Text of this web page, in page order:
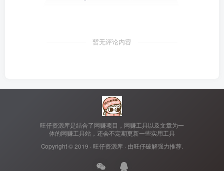
暂无评论内容
旺仔资源库是结合了网赚项目，网赚工具以及文章为一
体的网赚工具站，还会不定期更新一些实用工具
Copyright © 2019 · 旺仔资源库 · 由旺仔破解强力推荐.